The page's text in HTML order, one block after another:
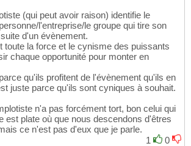
(qui peut avoir raison) identifie le
l'entreprise/le groupe qui tire son
d'un évènement.
toute la force et le cynisme des puissants
chaque opportunité pour monter en
qu'ils profitent de l'évènement qu'ils en
juste parce qu'ils sont cyniques à souhait.
n'a pas forcément tort, bon celui qui
est plate où que nous descendons d'êtres
ce n'est pas d'eux que je parle.
1
0